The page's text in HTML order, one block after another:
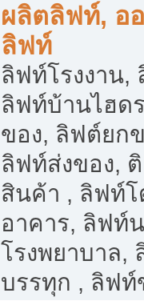
ผลิตลิฟท์, อ
ลิฟท์
ลิฟท์โรงงาน
ลิฟท์บ้านไฮด
ของ, ลิฟต์ยก
ลิฟท์ส่งของ,
สินค้า , ลิฟท์
อาคาร, ลิฟท์
โรงพยาบาล,
บรรทุก , ลิฟท์